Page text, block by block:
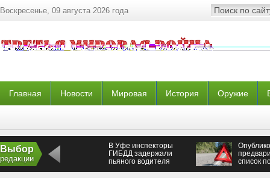
Воскресенье, 09 августа 2026 года
Главная Новости Мировая История Оружие
Выбор
редакции
В Уфе инспекторы
ГИБДД задержали
пьяного водителя
список